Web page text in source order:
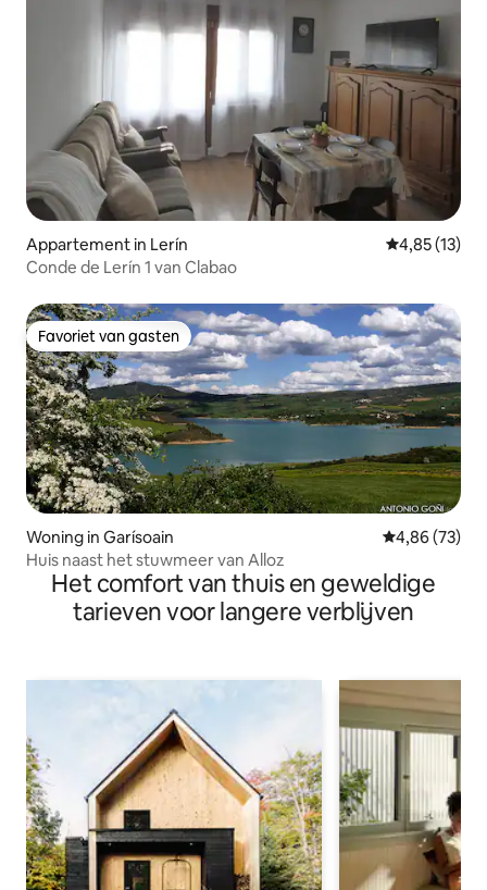
Appartement in Lerín Gemiddelde
4,85 (13)
Conde de Lerín 1 van Clabao
Favoriet van gasten
Favoriet van gasten
Woning in Garísoain Gemiddelde
4,86 (73)
Huis naast het stuwmeer van Alloz
Het comfort van thuis en geweldige
tarieven voor langere verblijven